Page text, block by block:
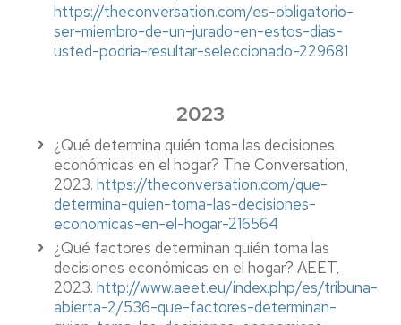
https://theconversation.com/es-obligatorio-
ser-miembro-de-un-jurado-en-estos-dias-
usted-podria-resultar-seleccionado-229681
2023
¿Qué determina quién toma las decisiones
económicas en el hogar? The Conversation,
2023. https://theconversation.com/que-
determina-quien-toma-las-decisiones-
economicas-en-el-hogar-216564
¿Qué factores determinan quién toma las
decisiones económicas en el hogar? AEET,
2023. http://www.aeet.eu/index.php/es/tribuna-
abierta-2/536-que-factores-determinan-